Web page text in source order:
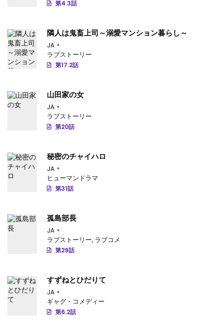
第48話 : 第48話
第47話 : 第47話
第45話 : 第45話
: 第44話
第42話 : 第42話
: 第41話
: 第40話
第39話 : 第39話
: 第38話
: 第37話
第35話 : 第35話
: 第34話
第4.3話
隣人は鬼畜上司～溺愛マンション暮らし～
JA
ラブストーリー
第17.2話
山田家の女
JA
ラブストーリー
第20話
秘密のチャイハロ
JA
ヒューマンドラマ
第31話
孤島部長
JA
ラブストーリー, ラブコメ
第29話
すずねとひだりて
JA
ギャグ・コメディー
第6.2話